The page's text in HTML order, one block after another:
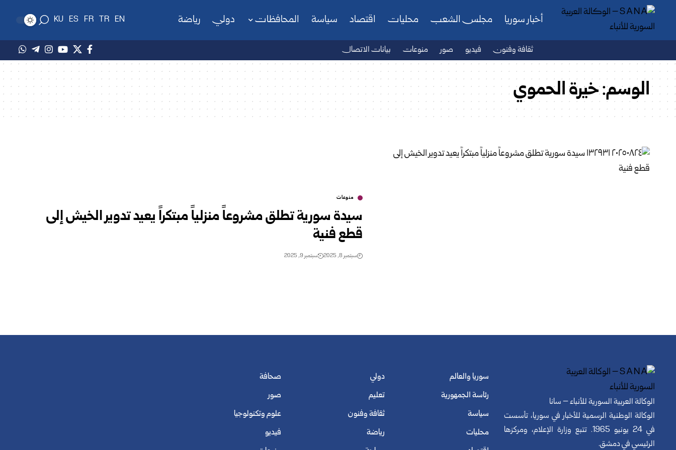
أخبار سوريا مجلس الشعب محليات اقتصاد سياسة المحافظات دولي رياضة EN
TR
FR
ES
KU
ثقافة وفنون فيديو صور منوعات بيانات الاتصال
الوسم:خيرة الحموي
منوعات
سيدة سورية تطلق مشروعاً منزلياً مبتكراً يعيد تدوير الخيش إلى
قطع فنية
سبتمبر 8, 2025 سبتمبر 9, 2025
الوكالة العربية السورية للأنباء – سانا
الوكالة الوطنية الرسمية للأخبار في سوريا، تأسست
في 24 يونيو 1965. تتبع وزارة الإعلام، ومركزها
الرئيسي في دمشق.
سوريا والعالم
رئاسة الجمهورية
سياسة
محليات
دولي
تعليم
ثقافة وفنون
رياضة
صحافة
صور
علوم وتكنولوجيا
فيديو